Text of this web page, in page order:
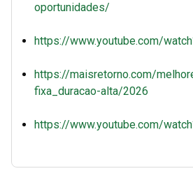
oportunidades/
https://www.youtube.com/
https://maisretorno.com/
fixa_duracao-alta/2026
https://www.youtube.com/